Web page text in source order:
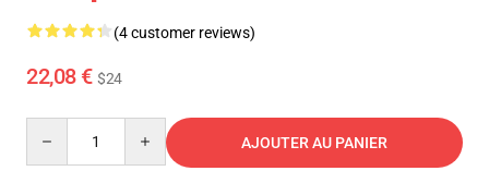
(4 customer reviews)
22,08 € $24
AJOUTER AU PANIER